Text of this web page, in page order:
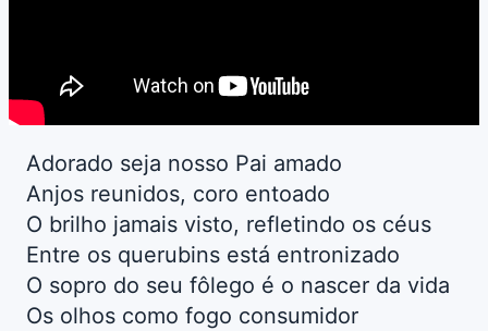
Adorado seja nosso Pai amado
Anjos reunidos, coro entoado
O brilho jamais visto, refletindo os céus
Entre os querubins está entronizado
O sopro do seu fôlego é o nascer da vida
Os olhos como fogo consumidor